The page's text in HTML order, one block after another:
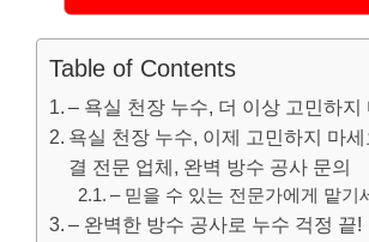
Table of Contents
– 욕실 천장 누수, 더 이상 고민하지
욕실 천장 누수, 이제 고민하지 마세
결 전문 업체, 완벽 방수 공사 문의
– 믿을 수 있는 전문가에게 맡기
– 완벽한 방수 공사로 누수 걱정 끝!